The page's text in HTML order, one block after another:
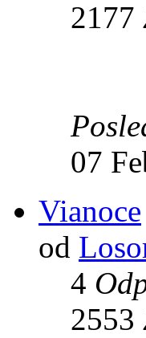
2177
07
Vianoce
od
4
2553